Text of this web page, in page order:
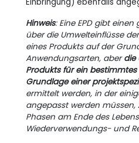
Hinweis: Eine EPD gibt
über die Umwelteinflüsse
eines Produkts auf der
Anwendungsarten, aberdie
Produkts für ein
Grundlage einer
ermittelt werden, in der
angepasst werden müssen,
Phasen am Ende des
Wiederverwendungs- und